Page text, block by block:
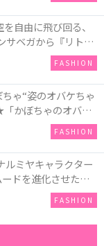
自由に飛び回る、
ベガから『リトル
ーサリーイヤー』を
FASHION
ゃ“姿のオバケちゃ
かぼちゃのオバケ
Q-pot CAFE.では
ト」も登場
FASHION
ルミヤキャラクター
ドを進化させた新
FASHION